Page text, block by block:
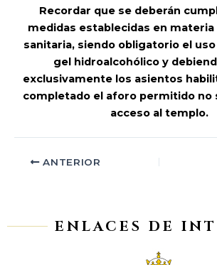
Recordar que se deberán
medidas establecidas en
sanitaria, siendo obligatorio el
gel hidroalcohólico y
exclusivamente los asientos
completado el aforo permitido no
acceso al templo.
ANTERIOR
ENLACES DE